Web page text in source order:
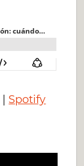
Spotify